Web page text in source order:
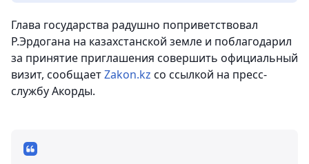
Глава государства радушно поприветствовал
Р.Эрдогана на казахстанской земле и поблагодарил
за принятие приглашения совершить официальный
визит, сообщаетZakon.kz со ссылкой на пресс-
службу Акорды.